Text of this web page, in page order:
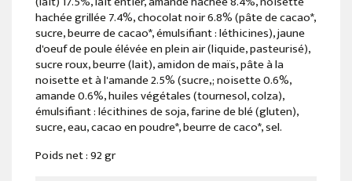
hachée grillée 7.4%, chocolat noir 6.8% (pâte de cacao*,
sucre, beurre de cacao*, émulsifiant : léthicines), jaune
d'oeuf de poule élévée en plein air (liquide, pasteurisé),
sucre roux, beurre (lait), amidon de maïs, pâte à la
noisette et à l'amande 2.5% (sucre,; noisette 0.6%,
amande 0.6%, huiles végétales (tournesol, colza),
émulsifiant : lécithines de soja, farine de blé (gluten),
sucre, eau, cacao en poudre*, beurre de caco*, sel.
Poids net : 92 gr